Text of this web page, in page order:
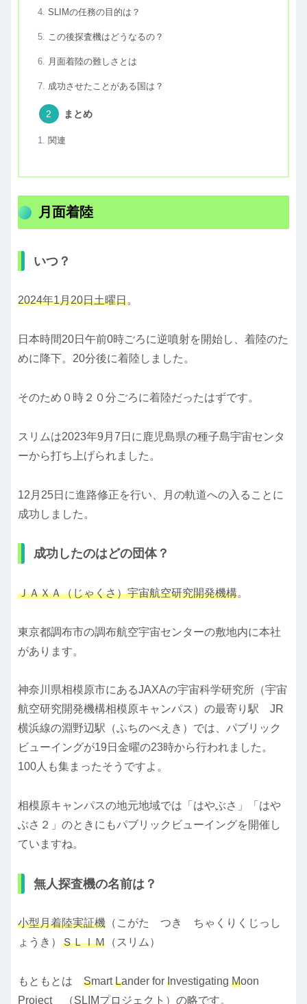
SLIMの任務の目的は？
この後探査機はどうなるの？
月面着陸の難しさとは
成功させたことがある国は？
まとめ
関連
月面着陸
いつ？
2024年1月20日土曜日。
日本時間20日午前0時ごろに逆噴射を開始し、着陸のた
めに降下。20分後に着陸しました。
そのため０時２０分ごろに着陸だったはずです。
スリムは2023年9月7日に鹿児島県の種子島宇宙センタ
ーから打ち上げられました。
12月25日に進路修正を行い、月の軌道への入ることに
成功しました。
成功したのはどの団体？
ＪＡＸＡ（じゃくさ）宇宙航空研究開発機構。
東京都調布市の調布航空宇宙センターの敷地内に本社
があります。
神奈川県相模原市にあるJAXAの宇宙科学研究所（宇宙
航空研究開発機構相模原キャンパス）の最寄り駅 JR
横浜線の淵野辺駅（ふちのべえき）では、パブリック
ビューイングが19日金曜の23時から行われました。
100人も集まったそうですよ。
相模原キャンパスの地元地域では「はやぶさ」「はや
ぶさ２」のときにもパブリックビューイングを開催し
ていますね。
無人探査機の名前は？
小型月着陸実証機 （こがた つき ちゃくりくじっし
ょうき） ＳＬＩＭ （スリム）
もともとは SmartLander for Investigating Moon
Project （SLIMプロジェクト）の略です。